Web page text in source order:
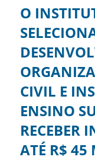
O
CIVIL E
ENSINO
RECEBER
ATÉ R$ 45